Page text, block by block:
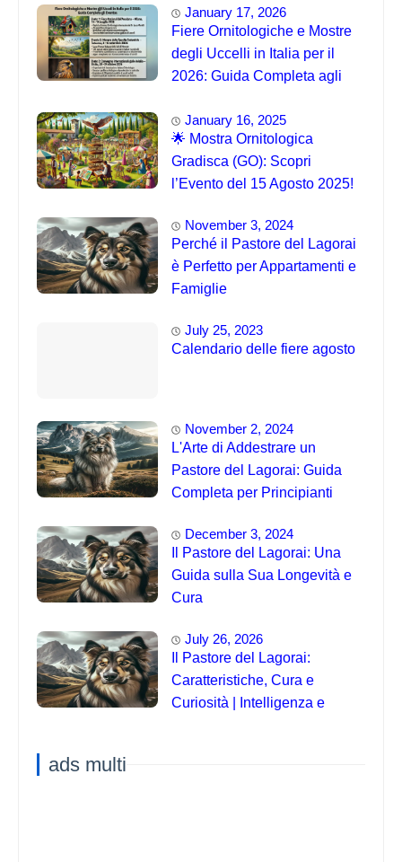
January 17, 2026
Fiere Ornitologiche e Mostre
degli Uccelli in Italia per il
2026: Guida Completa agli
January 16, 2025
🌟 Mostra Ornitologica
Gradisca (GO): Scopri
l’Evento del 15 Agosto 2025!
November 3, 2024
Perché il Pastore del Lagorai
è Perfetto per Appartamenti e
Famiglie
July 25, 2023
Calendario delle fiere agosto
November 2, 2024
L'Arte di Addestrare un
Pastore del Lagorai: Guida
Completa per Principianti
December 3, 2024
Il Pastore del Lagorai: Una
Guida sulla Sua Longevità e
Cura
July 26, 2026
Il Pastore del Lagorai:
Caratteristiche, Cura e
Curiosità | Intelligenza e
ads multi